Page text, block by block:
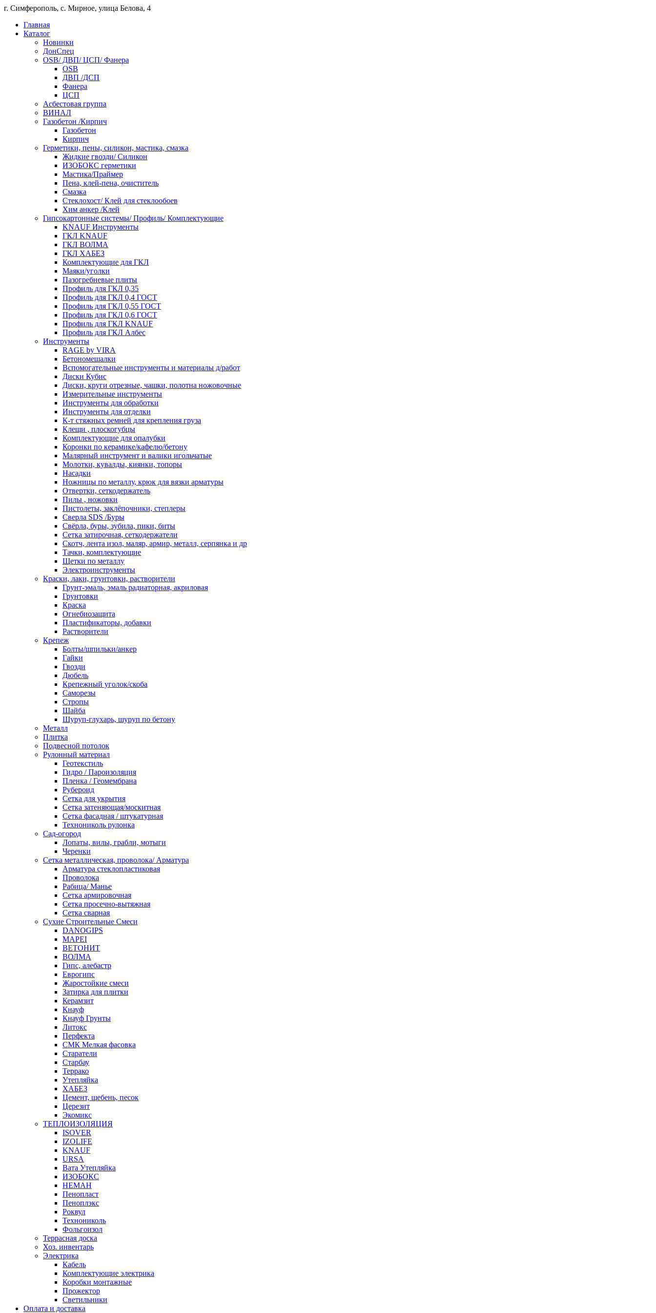
г. Симферополь, с. Мирное, улица Белова, 4
Главная
Каталог
Новинки
ДонСпец
OSB/ ДВП/ ЦСП/ Фанера
OSB
ДВП /ДСП
Фанера
ЦСП
Асбестовая группа
ВИНАЛ
Газобетон /Кирпич
Газобетон
Кирпич
Герметики, пены, силикон, мастика, смазка
Жидкие гвозди/ Силикон
ИЗОБОКС герметики
Мастика/Праймер
Пена, клей-пена, очиститель
Смазка
Стеклохост/ Клей для стеклообоев
Хим анкер /Клей
Гипсокартонные системы/ Профиль/ Комплектующие
KNAUF Инструменты
ГКЛ KNAUF
ГКЛ ВОЛМА
ГКЛ ХАБЕЗ
Комплектующие для ГКЛ
Маяки/уголки
Пазогребневые плиты
Профиль для ГКЛ 0,35
Профиль для ГКЛ 0,4 ГОСТ
Профиль для ГКЛ 0,55 ГОСТ
Профиль для ГКЛ 0,6 ГОСТ
Профиль для ГКЛ KNAUF
Профиль для ГКЛ Албес
Инструменты
RAGE by VIRA
Бетономешалки
Вспомогательные инструменты и материалы д/работ
Диски Кубис
Диски, круги отрезные, чашки, полотна ножовочные
Измерительные инструменты
Инструменты для обработки
Инструменты для отделки
К-т стяжных ремней для крепления груза
Клещи , плоскогубцы
Комплектующие для опалубки
Коронки по керамике/кафелю/бетону
Малярный инструмент и валики игольчатые
Молотки, кувалды, киянки, топоры
Насадки
Ножницы по металлу, крюк для вязки арматуры
Отвертки, сеткодержатель
Пилы , ножовки
Пистолеты, заклёпочники, степлеры
Сверла SDS /Буры
Свёрла, буры, зубила, пики, биты
Сетка затирочная, сеткодержатели
Скотч, лента изол, маляр, армир, металл, серпянка и др
Тачки, комплектующие
Щетки по металлу
Электроинструменты
Краски, лаки, грунтовки, растворители
Грунт-эмаль, эмаль радиаторная, акриловая
Грунтовки
Краска
Огнебиозащита
Пластификаторы, добавки
Растворители
Крепеж
Болты/шпильки/анкер
Гайки
Гвозди
Дюбель
Крепежный уголок/скоба
Саморезы
Стропы
Шайба
Шуруп-глухарь, шуруп по бетону
Металл
Плитка
Подвесной потолок
Рулонный материал
Геотекстиль
Гидро / Пароизоляция
Пленка / Геомембрана
Рубероид
Сетка для укрытия
Сетка затеняющая/москитная
Сетка фасадная / штукатурная
Технониколь рулонка
Сад-огород
Лопаты, вилы, грабли, мотыги
Черенки
Сетка металлическая, проволока/ Арматура
Арматура стеклопластиковая
Проволока
Рабица/ Манье
Сетка армировочная
Сетка просечно-вытяжная
Сетка сварная
Сухие Строительные Смеси
DANOGIPS
MAPEI
ВЕТОНИТ
ВОЛМА
Гипс, алебастр
Еврогипс
Жаростойкие смеси
Затирка для плитки
Керамзит
Кнауф
Кнауф Грунты
Литокс
Перфекта
СМК Мелкая фасовка
Старатели
Старбау
Террако
Утепляйка
ХАБЕЗ
Цемент, щебень, песок
Церезит
Экомикс
ТЕПЛОИЗОЛЯЦИЯ
ISOVER
IZOLIFE
KNAUF
URSA
Вата Утепляйка
ИЗОБОКС
НЕМАН
Пенопласт
Пеноплэкс
Роквул
Технониколь
Фольгоизол
Террасная доска
Хоз. инвентарь
Электрика
Кабель
Комплектующие электрика
Коробки монтажные
Прожектор
Светильники
Оплата и доставка